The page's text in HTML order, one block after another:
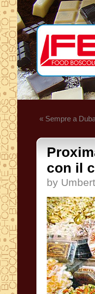
« Sempre a
con il
by